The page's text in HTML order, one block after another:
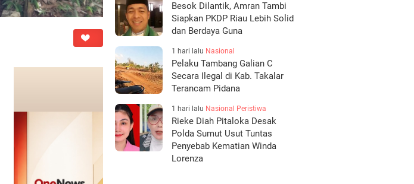
Besok Dilantik, Amran Tambi
Siapkan PKDP Riau Lebih Solid
dan Berdaya Guna
1 hari lalu Nasional
Pelaku Tambang Galian C
Secara Ilegal di Kab. Takalar
Terancam Pidana
1 hari lalu Nasional Peristiwa
Rieke Diah Pitaloka Desak
Polda Sumut Usut Tuntas
Penyebab Kematian Winda
Lorenza